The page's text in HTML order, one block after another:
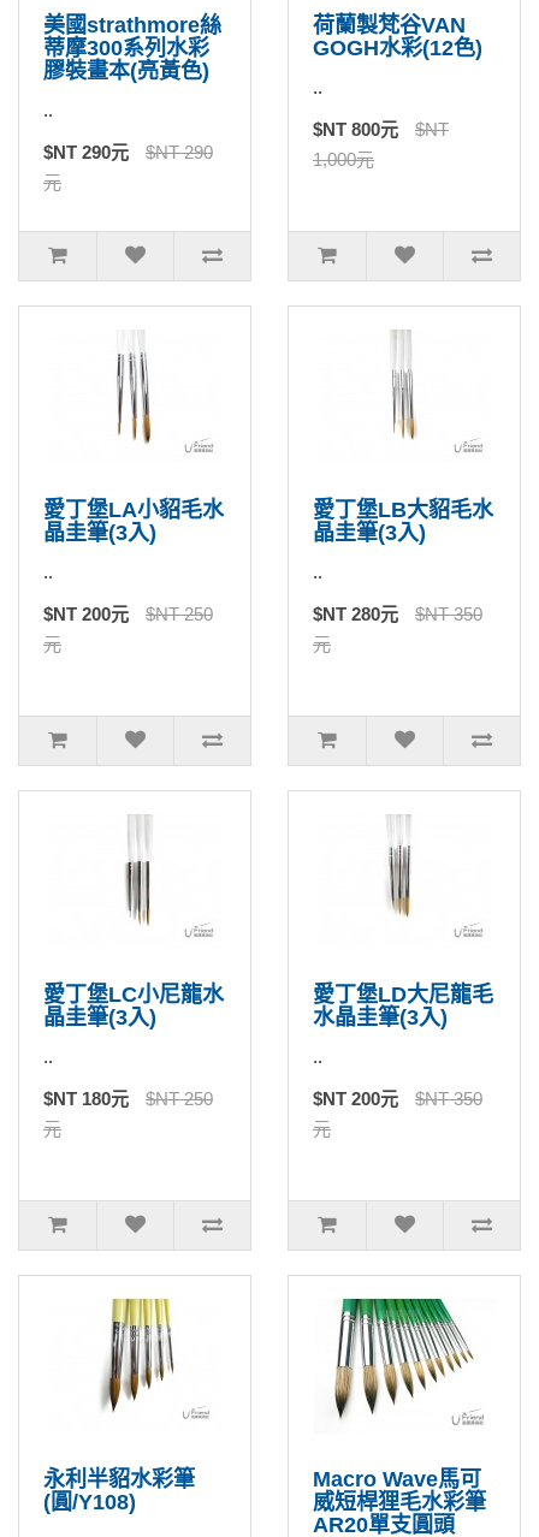
美國strathmore絲
蒂摩300系列水彩
膠裝畫本(亮黃色)
..
$NT 290元
$NT 290
元
荷蘭製梵谷VAN
GOGH水彩(12色)
..
$NT 800元
$NT
1,000元
愛丁堡LA小貂毛水
晶圭筆(3入)
..
$NT 200元
$NT 250
元
愛丁堡LB大貂毛水
晶圭筆(3入)
..
$NT 280元
$NT 350
元
愛丁堡LC小尼龍水
晶圭筆(3入)
..
$NT 180元
$NT 250
元
愛丁堡LD大尼龍毛
水晶圭筆(3入)
..
$NT 200元
$NT 350
元
永利半貂水彩筆
(圓/Y108)
Macro Wave馬可
威短桿狸毛水彩筆
AR20單支圓頭